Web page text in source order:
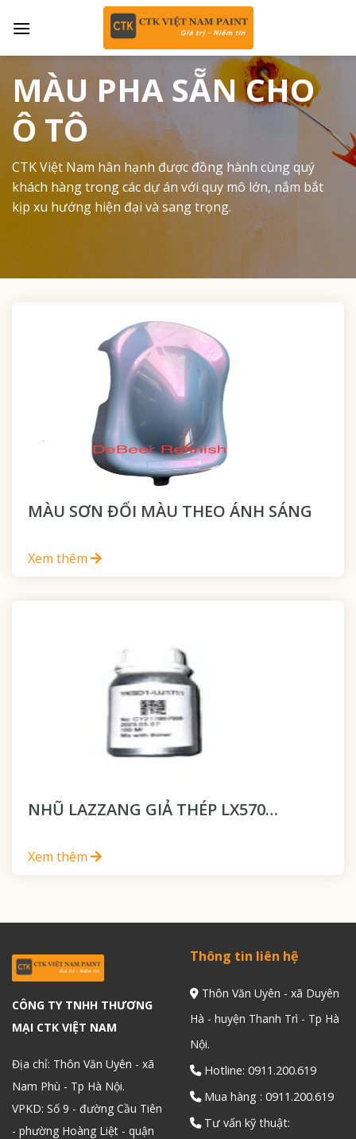
MÀU PHA SẴN CHO
Ô TÔ
CTK Việt Nam hân hạnh được đồng hành cùng quý
khách hàng trong các dự án với quy mô lớn, nắm bắt
kịp xu hướng hiện đại và sang trọng.
MÀU SƠN ĐỔI MÀU THEO ÁNH SÁNG
Xem thêm
NHŨ LAZZANG GIẢ THÉP LX570…
Xem thêm
CÔNG TY TNHH THƯƠNG
MẠI CTK VIỆT NAM
Địa chỉ: Thôn Văn Uyên - xã
Nam Phù - Tp Hà Nội.
VPKD: Số 9 - đường Cầu Tiên
- phường Hoàng Liệt - quận
Thông tin liên hệ
Thôn Văn Uyên - xã Duyên
Hà - huyện Thanh Trì - Tp Hà
Nội.
Hotline: 0911.200.619
Mua hàng : 0911.200.619
Tư vấn kỹ thuật: